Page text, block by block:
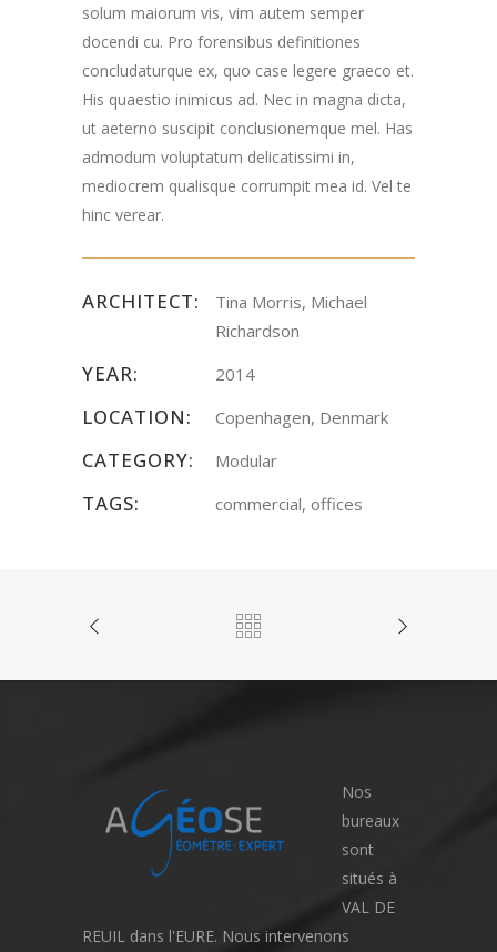
solum maiorum vis, vim autem semper
docendi cu. Pro forensibus definitiones
concludaturque ex, quo case legere graeco et.
His quaestio inimicus ad. Nec in magna dicta,
ut aeterno suscipit conclusionemque mel. Has
admodum voluptatum delicatissimi in,
mediocrem qualisque corrumpit mea id. Vel te
hinc verear.
ARCHITECT:
Tina Morris, Michael
Richardson
YEAR: 2014
LOCATION: Copenhagen, Denmark
CATEGORY: Modular
TAGS: commercial, offices
Nos
bureaux
sont
situés à
VAL DE
REUIL dans l'EURE. Nous intervenons